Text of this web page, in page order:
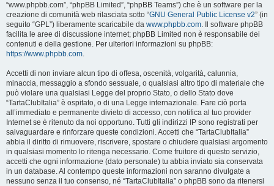
“www.phpbb.com”, “phpBB Limited”, “phpBB Teams”) che è un software per la
creazione di comunità web rilasciata sotto “GNU General Public License v2” (in
seguito “GPL”) liberamente scaricabile da www.phpbb.com. Il software phpBB
facilita le aree di discussione internet; phpBB Limited non è responsabile dei
contenuti e della gestione. Per ulteriori informazioni su phpBB:
https://www.phpbb.com.
Accetti di non inviare alcun tipo di offesa, oscenità, volgarità, calunnia,
minaccia, messaggio a sfondo sessuale, o qualsiasi altro tipo di materiale che
può violare una qualsiasi Legge del proprio Stato, o dello Stato dove
“TartaClubItalia” è ospitato, o di una Legge internazionale. Fare ciò porta
all’immediato e permanente divieto di accesso, con notifica al tuo provider
Internet se è ritenuto da noi opportuno. Tutti gli indirizzi IP sono registrati per
salvaguardare e rinforzare queste condizioni. Accetti che “TartaClubItalia”
abbia il diritto di rimuovere, riscrivere, spostare o chiudere qualsiasi argomento
in qualsiasi momento lo ritenga necessario. Come fruitore di questo servizio,
accetti che ogni informazione (dato personale) tu abbia inviato sia conservata
in un database. Al contempo queste informazioni non saranno divulgate a
nessuno senza il tuo consenso, né “TartaClubItalia” o phpBB sono da ritenersi